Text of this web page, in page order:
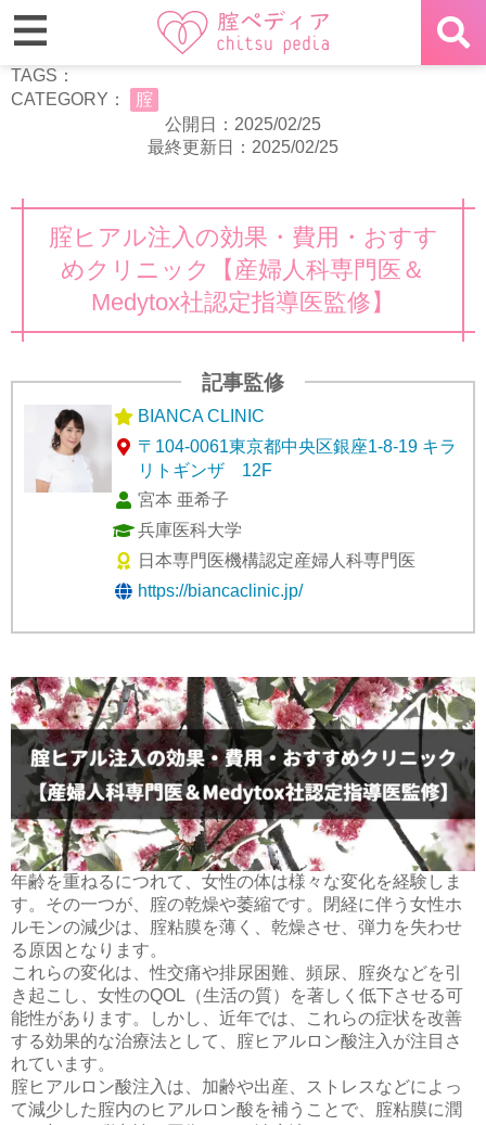
TAGS：
CATEGORY：
腟
公開日：2025/02/25
最終更新日：2025/02/25
腟ヒアル注入の効果・費用・おすす
めクリニック【産婦人科専門医＆
Medytox社認定指導医監修】
記事監修
BIANCA CLINIC
〒104-0061東京都中央区銀座1-8-19 キラ
リトギンザ 12F
宮本 亜希子
兵庫医科大学
日本専門医機構認定産婦人科専門医
https://biancaclinic.jp/
年齢を重ねるにつれて、女性の体は様々な変化を経験しま
す。その一つが、腟の乾燥や萎縮です。閉経に伴う女性ホ
ルモンの減少は、腟粘膜を薄く、乾燥させ、弾力を失わせ
る原因となります。
これらの変化は、性交痛や排尿困難、頻尿、腟炎などを引
き起こし、女性のQOL（生活の質）を著しく低下させる可
能性があります。しかし、近年では、これらの症状を改善
する効果的な治療法として、腟ヒアルロン酸注入が注目さ
れています。
腟ヒアルロン酸注入は、加齢や出産、ストレスなどによっ
て減少した腟内のヒアルロン酸を補うことで、腟粘膜に潤